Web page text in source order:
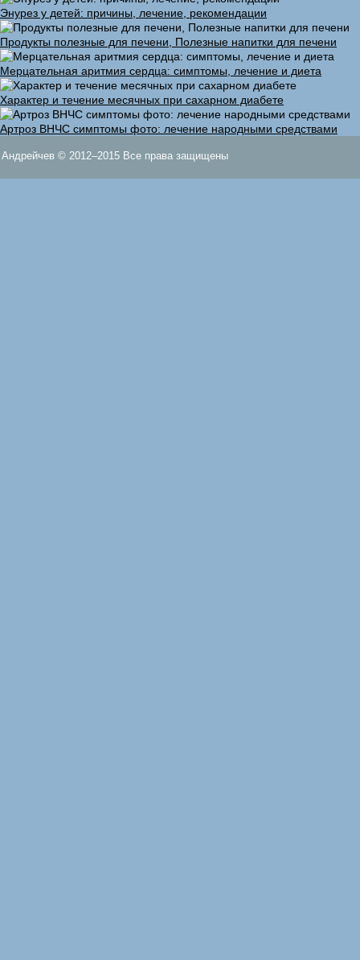
Энурез у детей: причины, лечение, рекомендации
Продукты полезные для печени, Полезные напитки для печени
Мерцательная аритмия сердца: симптомы, лечение и диета
Характер и течение месячных при сахарном диабете
Артроз ВНЧС симптомы фото: лечение народными средствами
Андрейчев © 2012–2015 Все права защищены